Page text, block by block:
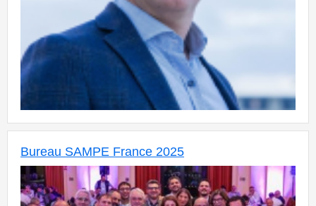
Bureau SAMPE France 2025